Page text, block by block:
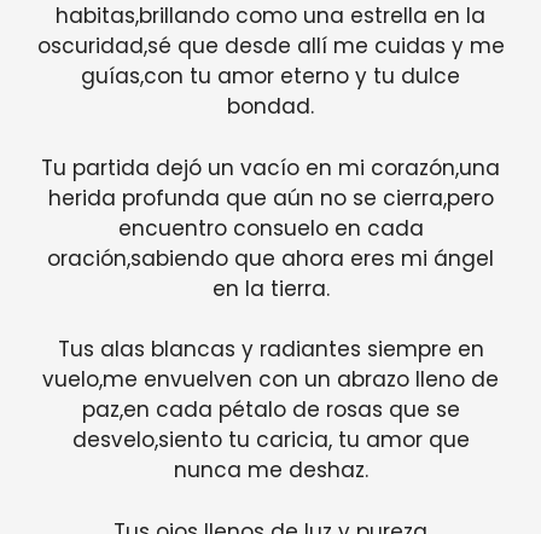
habitas,brillando como una estrella en la
oscuridad,sé que desde allí me cuidas y me
guías,con tu amor eterno y tu dulce
bondad.
Tu partida dejó un vacío en mi corazón,una
herida profunda que aún no se cierra,pero
encuentro consuelo en cada
oración,sabiendo que ahora eres mi ángel
en la tierra.
Tus alas blancas y radiantes siempre en
vuelo,me envuelven con un abrazo lleno de
paz,en cada pétalo de rosas que se
desvelo,siento tu caricia, tu amor que
nunca me deshaz.